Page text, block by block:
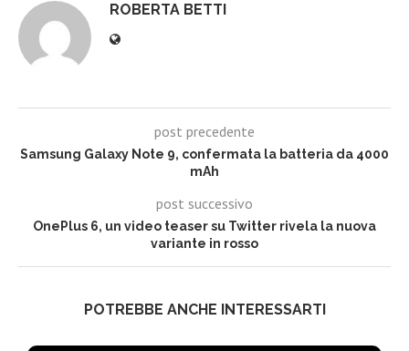
ROBERTA BETTI
post precedente
Samsung Galaxy Note 9, confermata la batteria da 4000
mAh
post successivo
OnePlus 6, un video teaser su Twitter rivela la nuova
variante in rosso
POTREBBE ANCHE INTERESSARTI